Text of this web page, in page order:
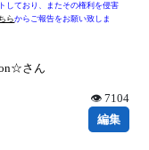
しており、またその権利を侵害
らからご報告をお願い致しま
さん
👁 7104
編集